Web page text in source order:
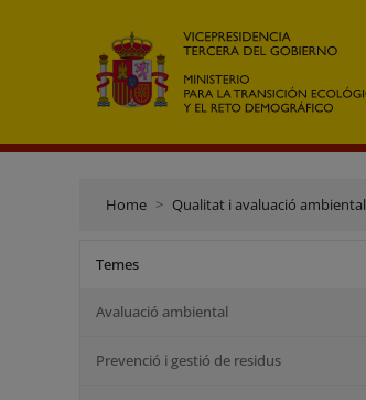
Home Qualitat i avaluació ambiental
Temes
Avaluació ambiental
Prevenció i gestió de residus